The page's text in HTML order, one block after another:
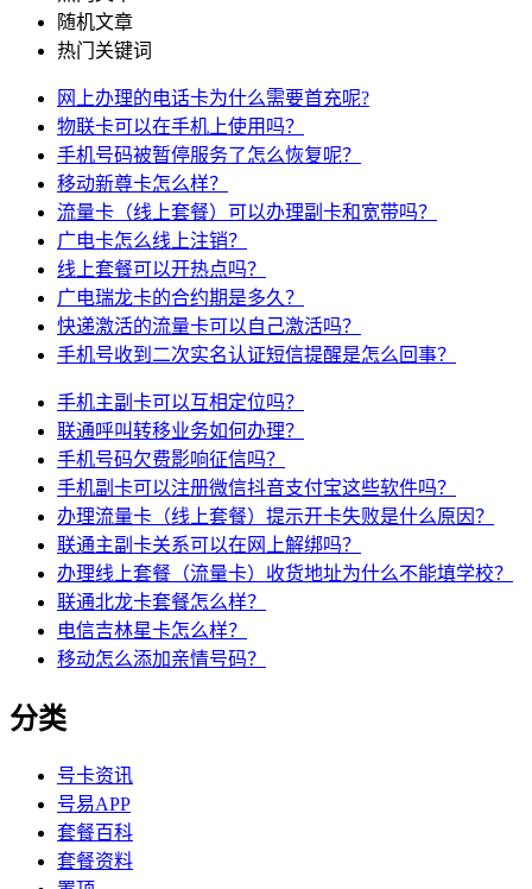
随机文章
热门关键词
网上办理的电话卡为什么需要首充呢?
物联卡可以在手机上使用吗？
手机号码被暂停服务了怎么恢复呢？
移动新尊卡怎么样？
流量卡（线上套餐）可以办理副卡和宽带吗？
广电卡怎么线上注销？
线上套餐可以开热点吗？
广电瑞龙卡的合约期是多久？
快递激活的流量卡可以自己激活吗？
手机号收到二次实名认证短信提醒是怎么回事？
手机主副卡可以互相定位吗？
联通呼叫转移业务如何办理？
手机号码欠费影响征信吗？
手机副卡可以注册微信抖音支付宝这些软件吗？
办理流量卡（线上套餐）提示开卡失败是什么原因？
联通主副卡关系可以在网上解绑吗？
办理线上套餐（流量卡）收货地址为什么不能填学校？
联通北龙卡套餐怎么样？
电信吉林星卡怎么样？
移动怎么添加亲情号码？
分类
号卡资讯
号易APP
套餐百科
套餐资料